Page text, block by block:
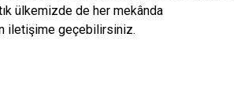
ülkemizde de her mekânda
iletişime geçebilirsiniz.